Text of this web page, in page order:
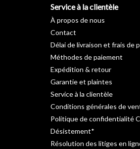
Service à la clientèle
À propos de nous
Contact
Délai de livraison et frais de
Méthodes de paiement
Expédition & retour
Garantie et plaintes
Service à la clientèle
Conditions générales de
Politique de confidentialité
Désistement*
Résolution des litiges en